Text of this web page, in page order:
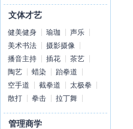
文体才艺
健美健身 瑜珈
声乐
美术书法
摄影摄像
播音主持
插花
茶艺
陶艺
蜡染
跆拳道
空手道
截拳道
太极拳
散打
拳击 拉丁舞
管理商学